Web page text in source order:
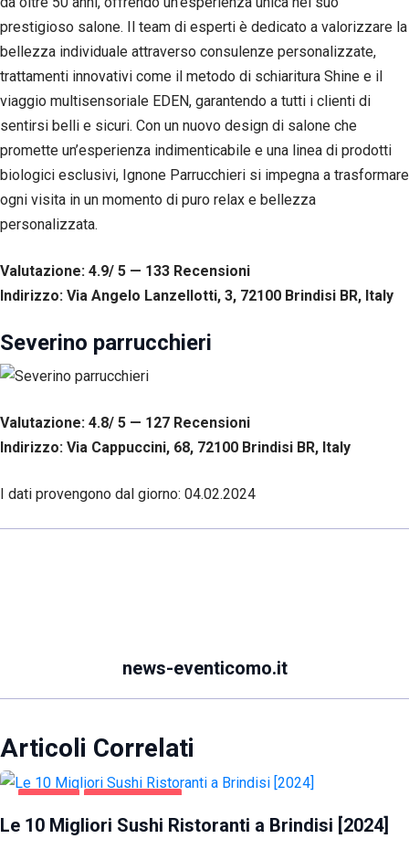
prestigioso salone. Il team di esperti è dedicato a valorizzare la
bellezza individuale attraverso consulenze personalizzate,
trattamenti innovativi come il metodo di schiaritura Shine e il
viaggio multisensoriale EDEN, garantendo a tutti i clienti di
sentirsi belli e sicuri. Con un nuovo design di salone che
promette un’esperienza indimenticabile e una linea di prodotti
biologici esclusivi, Ignone Parrucchieri si impegna a trasformare
ogni visita in un momento di puro relax e bellezza
personalizzata.
Valutazione: 4.9/ 5 — 133 Recensioni
Indirizzo: Via Angelo Lanzellotti, 3, 72100 Brindisi BR, Italy
Severino parrucchieri
Valutazione: 4.8/ 5 — 127 Recensioni
Indirizzo: Via Cappuccini, 68, 72100 Brindisi BR, Italy
I dati provengono dal giorno: 04.02.2024
news-eventicomo.it
Articoli Correlati
Le 10 Migliori Sushi Ristoranti a Brindisi [2024]